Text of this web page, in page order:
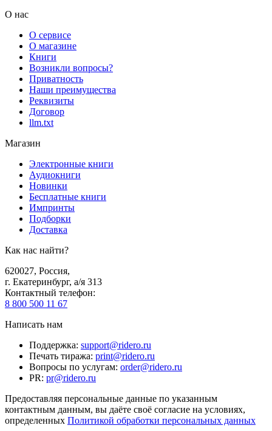
О нас
О сервисе
О магазине
Книги
Возникли вопросы?
Приватность
Наши преимущества
Реквизиты
Договор
llm.txt
Магазин
Электронные книги
Аудиокниги
Новинки
Бесплатные книги
Импринты
Подборки
Доставка
Как нас найти?
620027, Россия,
г. Екатеринбург, а/я 313
Контактный телефон:
8 800 500 11 67
Написать нам
Поддержка: support@ridero.ru
Печать тиража: print@ridero.ru
Вопросы по услугам: order@ridero.ru
PR: pr@ridero.ru
Предоставляя персональные данные по указанным
контактным данным, вы даёте своё согласие на условиях,
определенных Политикой обработки персональных данных